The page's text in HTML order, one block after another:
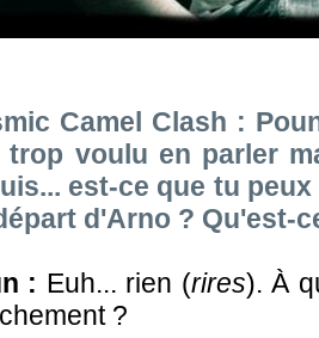
Camel Clash :
trop voulu en parler
est-ce que tu
d'Arno ? Qu'est-
: Euh... rien (rires). À
?